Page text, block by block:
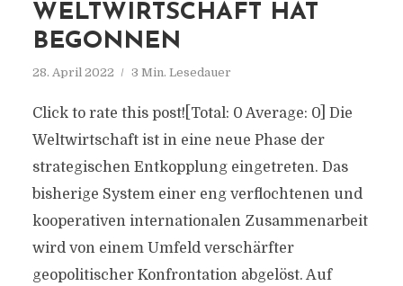
WELTWIRTSCHAFT HAT
BEGONNEN
28. April 2022 3 Min. Lesedauer
Click to rate this post![Total: 0 Average: 0] Die
Weltwirtschaft ist in eine neue Phase der
strategischen Entkopplung eingetreten. Das
bisherige System einer eng verflochtenen und
kooperativen internationalen Zusammenarbeit
wird von einem Umfeld verschärfter
geopolitischer Konfrontation abgelöst. Auf